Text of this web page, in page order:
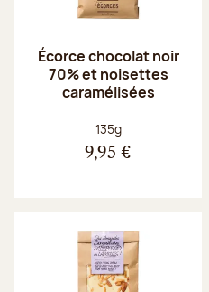
Écorce chocolat noir
70% et noisettes
caramélisées
Poids net :
135g
9,95 €